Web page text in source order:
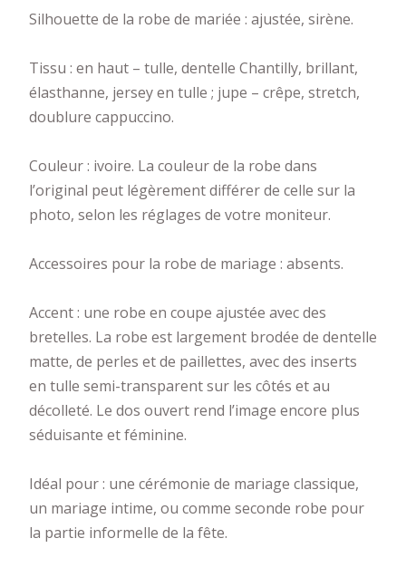
Silhouette de la robe de mariée : ajustée, sirène.
Tissu : en haut – tulle, dentelle Chantilly, brillant,
élasthanne, jersey en tulle ; jupe – crêpe, stretch,
doublure cappuccino.
Couleur : ivoire. La couleur de la robe dans
l’original peut légèrement différer de celle sur la
photo, selon les réglages de votre moniteur.
Accessoires pour la robe de mariage : absents.
Accent : une robe en coupe ajustée avec des
bretelles. La robe est largement brodée de dentelle
matte, de perles et de paillettes, avec des inserts
en tulle semi-transparent sur les côtés et au
décolleté. Le dos ouvert rend l’image encore plus
séduisante et féminine.
Idéal pour : une cérémonie de mariage classique,
un mariage intime, ou comme seconde robe pour
la partie informelle de la fête.